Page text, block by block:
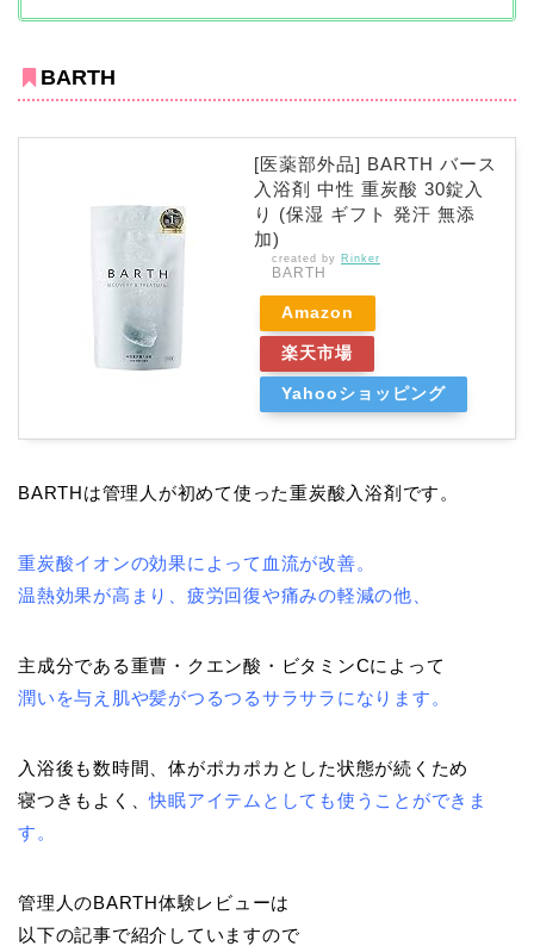
BARTH
[医薬部外品] BARTH バース
入浴剤 中性 重炭酸 30錠入
り (保湿 ギフト 発汗 無添
加)
created by Rinker
BARTH
Amazon
楽天市場
Yahooショッピング
BARTHは管理人が初めて使った重炭酸入浴剤です。
重炭酸イオンの効果によって血流が改善。
温熱効果が高まり、疲労回復や痛みの軽減の他、
主成分である重曹・クエン酸・ビタミンCによって
潤いを与え肌や髪がつるつるサラサラになります。
入浴後も数時間、体がポカポカとした状態が続くため
寝つきもよく、快眠アイテムとしても使うことができま
す。
管理人のBARTH体験レビューは
以下の記事で紹介していますので